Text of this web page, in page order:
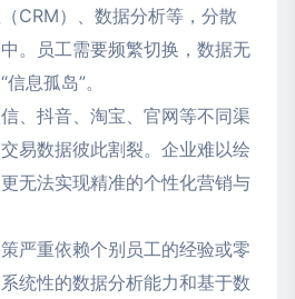
CRM）、数据分析等，分散
。员工需要频繁切换，数据无
息孤岛”。
、抖音、淘宝、官网等不同渠
易数据彼此割裂。企业难以绘
无法实现精准的个性化营销与
严重依赖个别员工的经验或零
统性的数据分析能力和基于数